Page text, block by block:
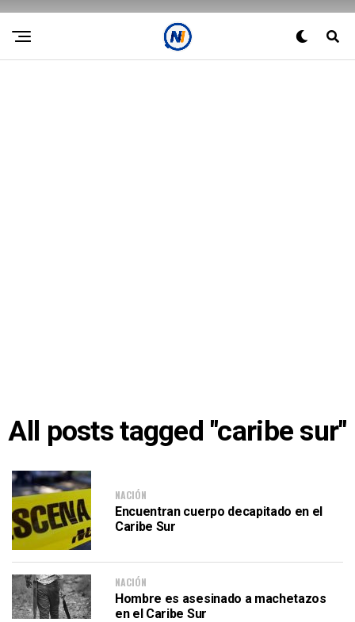
All posts tagged "caribe sur"
NACIÓN
Encuentran cuerpo decapitado en el
Caribe Sur
NACIÓN
Hombre es asesinado a machetazos
en el Caribe Sur